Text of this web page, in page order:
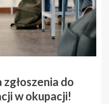
do
w okupacji!